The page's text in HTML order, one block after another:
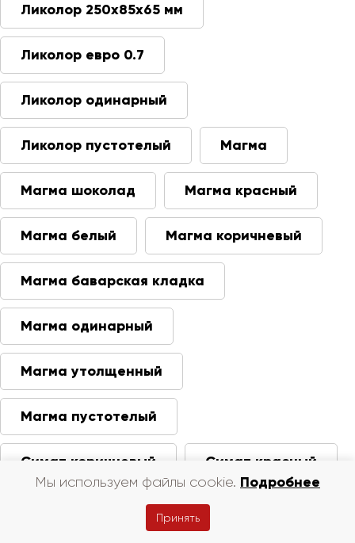
Ликолор 250х85х65 мм
Ликолор евро 0.7
Ликолор одинарный
Ликолор пустотелый Магма
Магма шоколад Магма красный
Магма белый Магма коричневый
Магма баварская кладка
Магма одинарный
Магма утолщенный
Магма пустотелый
Симат коричневый Симат красный
Симат бежевый
Мы используем файлы cookie. Подробнее
Принять